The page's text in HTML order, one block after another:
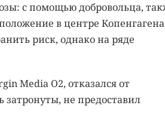
с помощью добровольца,
в центре
риск, однако на ряде
Media O2, отказался от
не предоставил